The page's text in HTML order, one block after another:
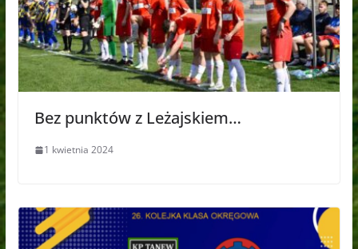
Bez punktów z Leżajskiem…
1 kwietnia 2024